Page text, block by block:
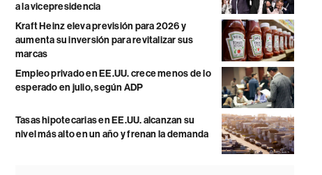
a la vicepresidencia
Kraft Heinz eleva previsión para 2026 y
aumenta su inversión para revitalizar sus
marcas
Empleo privado en EE.UU. crece menos de lo
esperado en julio, según ADP
Tasas hipotecarias en EE.UU. alcanzan su
nivel más alto en un año y frenan la demanda